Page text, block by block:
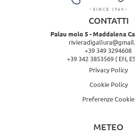
CONTATTI
Palau molo 5 - Maddalena
+39 349 3294608
+39 342 3853569 ( EN,
Privacy Policy
Cookie Policy
Preferenze Cookie
METEO